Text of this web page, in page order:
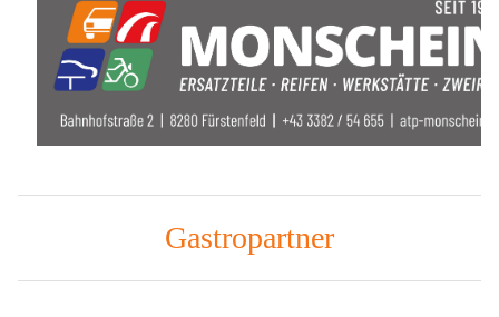
Gastropartner